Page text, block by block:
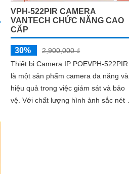
VPH-522PIR CAMERA
VANTECH CHỨC NĂNG CAO
CẤP
30%
2,900,000 ₫
Thiết bị Camera IP POEVPH-522PIR
là một sản phẩm camera đa năng và
hiệu quả trong việc giám sát và bảo
vệ. Với chất lượng hình ảnh sắc nét và